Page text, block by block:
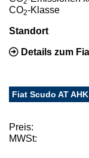
CO2-Klasse
Standort
Details zum
Fiat Scudo AT
Preis:
MWSt: